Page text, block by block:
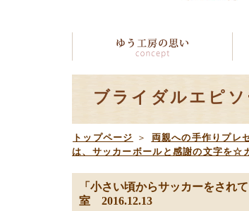
ブライダルエピソ
トップページ ＞ 両親への手作りプレ
は、サッカーボールと感謝の文字を
「小さい頃からサッカーをさ
室 2016.12.13